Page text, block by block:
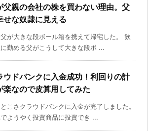
父親の会社の株を買わない理由。父
せな奴隷に見える
が大きな段ボール箱を携えて帰宅した。 飲
勤める父がこうして大きな段ボ ...
ウドバンクに入金成功！利回りの計
楽なので皮算用してみた
こさクラウドバンクに入金が完了しました。
でようやく投資商品に投資でき ...